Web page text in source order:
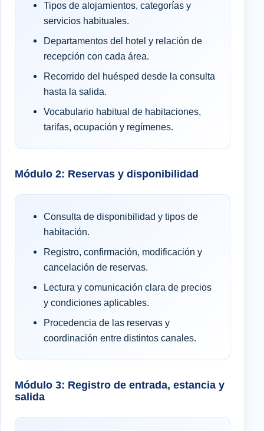
Tipos de alojamientos, categorías y
servicios habituales.
Departamentos del hotel y relación de
recepción con cada área.
Recorrido del huésped desde la consulta
hasta la salida.
Vocabulario habitual de habitaciones,
tarifas, ocupación y regímenes.
Módulo 2: Reservas y disponibilidad
Consulta de disponibilidad y tipos de
habitación.
Registro, confirmación, modificación y
cancelación de reservas.
Lectura y comunicación clara de precios
y condiciones aplicables.
Procedencia de las reservas y
coordinación entre distintos canales.
Módulo 3: Registro de entrada, estancia y
salida